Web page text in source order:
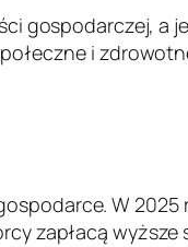
gospodarczej, a
i
W 2025
zapłacą wyższe